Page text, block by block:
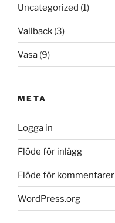
Uncategorized (1)
Vallback (3)
Vasa (9)
META
Logga in
Flöde för inlägg
Flöde för kommentarer
WordPress.org